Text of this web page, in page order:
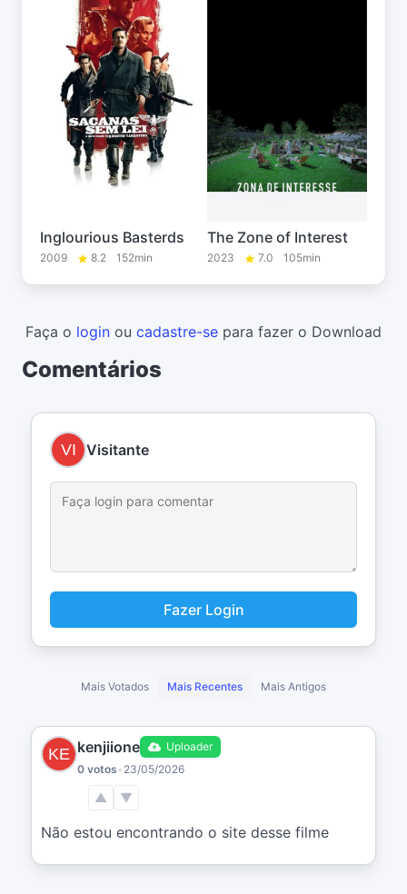
Inglourious Basterds
2009 8.2 152min
The Zone of Interest
2023 7.0 105min
Faça o login ou cadastre-se para fazer o Download
Comentários
Visitante
Fazer Login
Mais Votados Mais Recentes Mais Antigos
kenjiione
Uploader
0 votos • 23/05/2026
▲ ▼
Não estou encontrando o site desse filme